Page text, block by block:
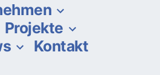
Projekte
Kontakt